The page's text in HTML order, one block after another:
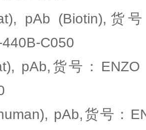
pAb (Biotin),货
C050
pAb,货号：ENZO
pAb,货号：